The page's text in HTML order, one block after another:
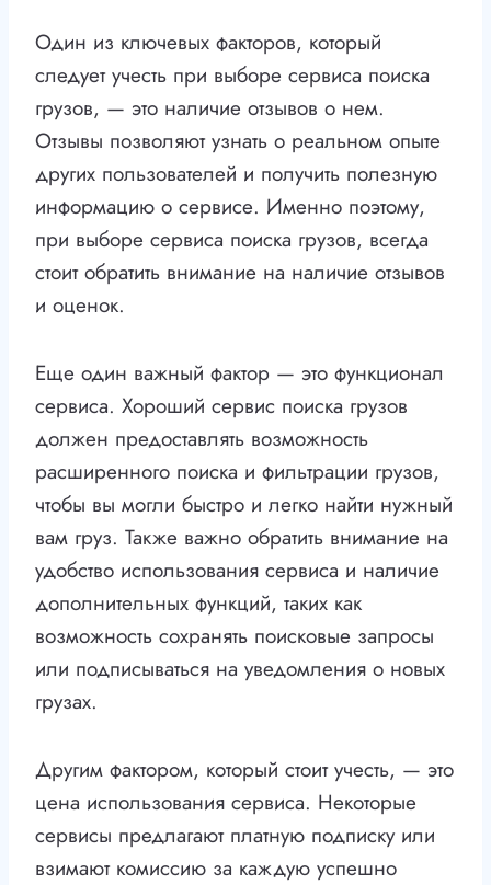
Один из ключевых факторов, который
следует учесть при выборе сервиса поиска
грузов, — это наличие отзывов о нем.
Отзывы позволяют узнать о реальном опыте
других пользователей и получить полезную
информацию о сервисе. Именно поэтому,
при выборе сервиса поиска грузов, всегда
стоит обратить внимание на наличие отзывов
и оценок.
Еще один важный фактор — это функционал
сервиса. Хороший сервис поиска грузов
должен предоставлять возможность
расширенного поиска и фильтрации грузов,
чтобы вы могли быстро и легко найти нужный
вам груз. Также важно обратить внимание на
удобство использования сервиса и наличие
дополнительных функций, таких как
возможность сохранять поисковые запросы
или подписываться на уведомления о новых
грузах.
Другим фактором, который стоит учесть, — это
цена использования сервиса. Некоторые
сервисы предлагают платную подписку или
взимают комиссию за каждую успешно